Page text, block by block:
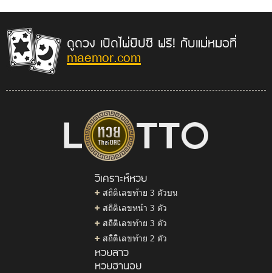
ดูดวง เปิดไพ่ยิปซี ฟรี! กับแม่หมอที่
maemor.com
วิเคราะห์หวย
สถิติเลขท้าย 3 ตัวบน
สถิติเลขหน้า 3 ตัว
สถิติเลขท้าย 3 ตัว
สถิติเลขท้าย 2 ตัว
หวยลาว
หวยฮานอย